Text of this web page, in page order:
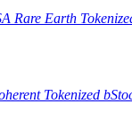
форекс,
Rare Earth
Tokenized